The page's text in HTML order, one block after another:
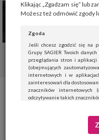
Klikając „Zgadzam się” lub
Możesz też odmówić zgody
Zgoda
Jeśli chcesz zgodzić się na
Grupy SAGIER Twoich
przeglądania stron i
(obejmujących
internetowych i w
zainteresowań dla
znaczników internetowych
odczytywanie takich
Jeśli nie chcesz wyrazić
Wyrażenie zgody jest